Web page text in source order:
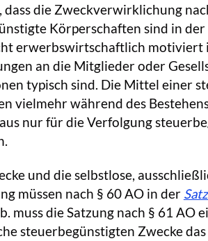
dass die Zweckverwirklichung
Körperschaften sind in der
erwerbswirtschaftlich motiviert
an die Mitglieder oder
typisch sind. Die Mittel einer
vielmehr während des
nur für die Verfolgung
und die selbstlose,
müssen nach § 60 AO in der
muss die Satzung nach § 61 AO
steuerbegünstigten Zwecke